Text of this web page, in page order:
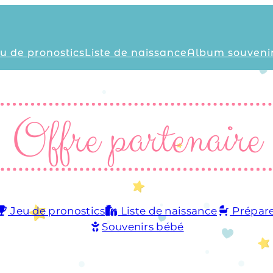
de pronosticsListe de naissanceAlbum
Offre partenaire
Jeu de pronostics Liste de naissance
Souvenirs bébé